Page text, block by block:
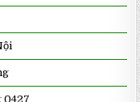
0427